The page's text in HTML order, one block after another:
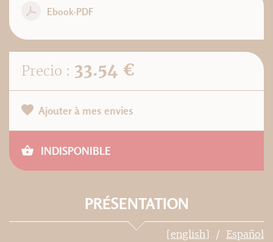
Ebook-PDF
Precio : 33.54 €
Ajouter à mes envies
INDISPONIBLE
PRÉSENTATION
[english] Español